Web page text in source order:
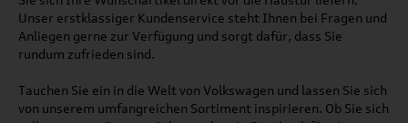
Unser erstklassiger Kundenservice steht Ihnen bei Fragen und
Anliegen gerne zur Verfügung und sorgt dafür, dass Sie
rundum zufrieden sind.
Tauchen Sie ein in die Welt von Volkswagen und lassen Sie sich
von unserem umfangreichen Sortiment inspirieren. Ob Sie sich